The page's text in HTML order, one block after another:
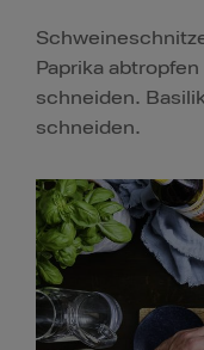
Paprika
schneiden.
schneiden.